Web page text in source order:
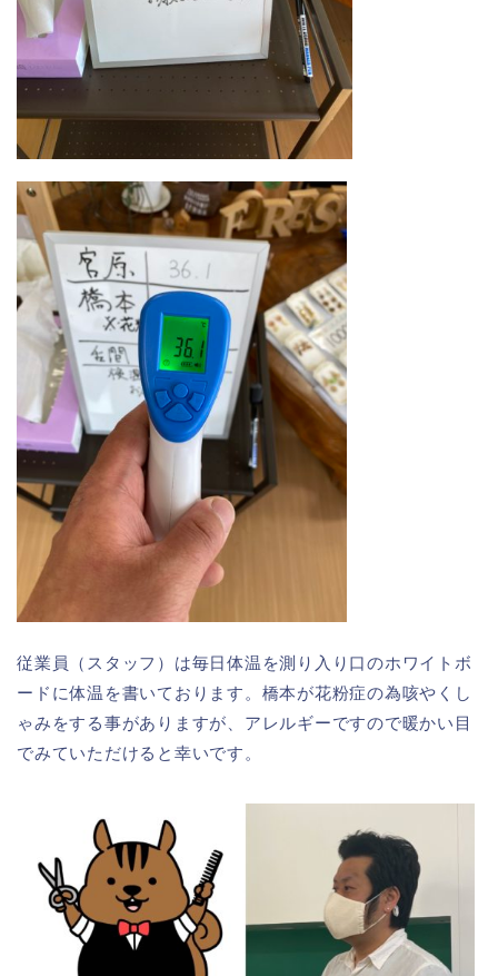
従業員（スタッフ）は毎日体温を測り入り口のホワイトボ
ードに体温を書いております。橋本が花粉症の為咳やくし
ゃみをする事がありますが、アレルギーですので暖かい目
でみていただけると幸いです。